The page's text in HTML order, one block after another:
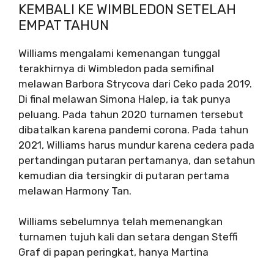
KEMBALI KE WIMBLEDON SETELAH
EMPAT TAHUN
Williams mengalami kemenangan tunggal
terakhirnya di Wimbledon pada semifinal
melawan Barbora Strycova dari Ceko pada 2019.
Di final melawan Simona Halep, ia tak punya
peluang. Pada tahun 2020 turnamen tersebut
dibatalkan karena pandemi corona. Pada tahun
2021, Williams harus mundur karena cedera pada
pertandingan putaran pertamanya, dan setahun
kemudian dia tersingkir di putaran pertama
melawan Harmony Tan.
Williams sebelumnya telah memenangkan
turnamen tujuh kali dan setara dengan Steffi
Graf di papan peringkat, hanya Martina